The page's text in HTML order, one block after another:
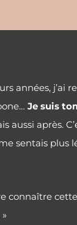
années, j’ai
Je suis
aussi après.
sentais plus
connaître